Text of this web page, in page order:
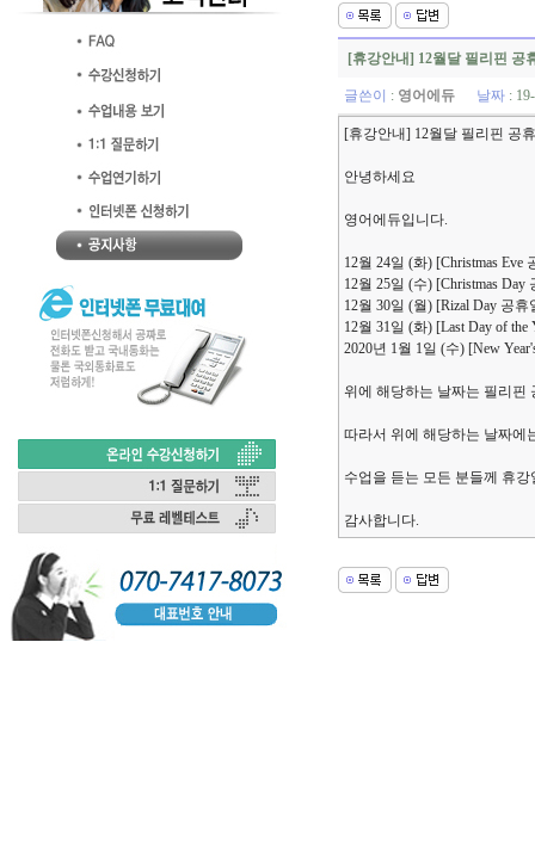
[휴강안내] 12월달 필리핀 공
글쓴이 : 영어에듀 날짜 :
[휴강안내] 12월달 필리핀 공
안녕하세요
영어에듀입니다.
12월 24일 (화) [Christmas Eve
12월 25일 (수) [Christmas Day
12월 30일 (월) [Rizal Day 공휴
12월 31일 (화) [Last Day of the
2020년 1월 1일 (수) [New
위에 해당하는 날짜는 필리핀
따라서 위에 해당하는 날짜에
수업을 듣는 모든 분들께 휴
감사합니다.